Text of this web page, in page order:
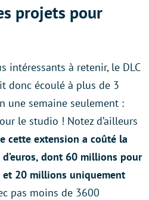
projets pour
intéressants à retenir, le DLC
donc écoulé à plus de 3
une semaine seulement :
le studio ! Notez d’ailleurs
cette extension a coûté la
dont 60 millions pour
et 20 millions uniquement
pas moins de 3600